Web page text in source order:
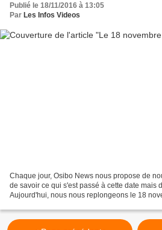
Publié le 18/11/2016 à 13:05
Par Les Infos Videos
Chaque jour, Osibo News nous propose de
de savoir ce qui s'est passé à cette date mais
Aujourd'hui, nous nous replongeons le 18